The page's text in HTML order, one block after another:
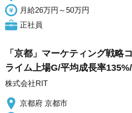
月給26万円～50万円
正社員
「京都」マーケティング戦略
ライム上場G/平均成長率
株式会社RIT
京都府 京都市